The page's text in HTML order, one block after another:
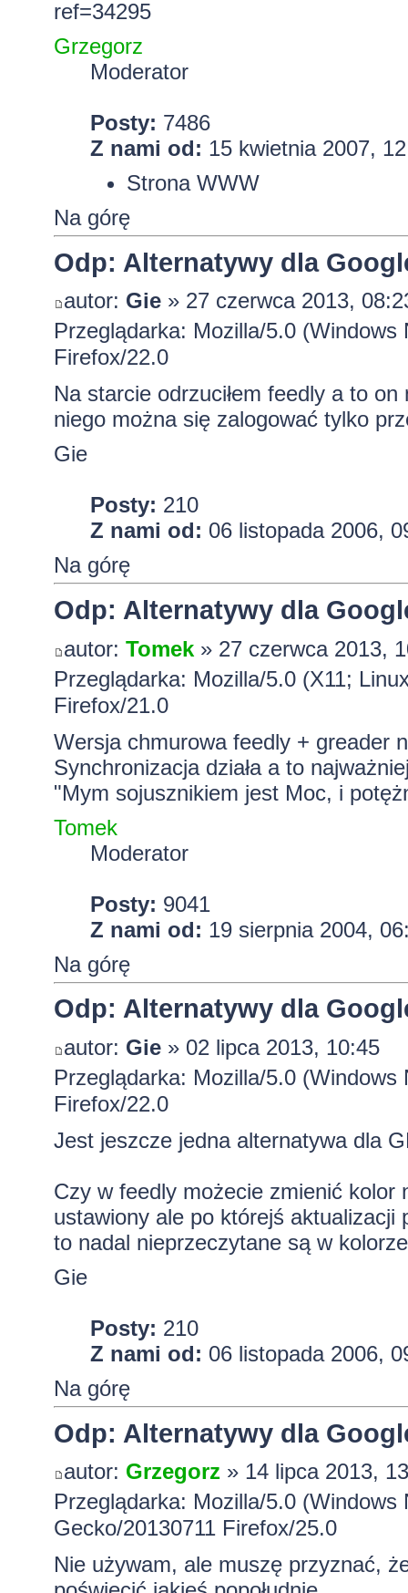
ref=34295
Grzegorz
Moderator
Posty: 7486
Z nami od: 15 kwietnia 2007,
Strona WWW
Na górę
Odp: Alternatywy dla
autor: Gie» 27 czerwca 2013,
Przeglądarka: Mozilla/5.0
Firefox/22.0
Na starcie odrzuciłem feedly a to
niego można się zalogować tylko
Gie
Posty: 210
Z nami od: 06 listopada 2006,
Na górę
Odp: Alternatywy dla
autor: Tomek» 27 czerwca 2013,
Przeglądarka: Mozilla/5.0 (X11;
Firefox/21.0
Wersja chmurowa feedly + greader
Synchronizacja działa a to
"Mym sojusznikiem jest Moc, i
Tomek
Moderator
Posty: 9041
Z nami od: 19 sierpnia 2004,
Na górę
Odp: Alternatywy dla
autor: Gie» 02 lipca 2013, 10:45
Przeglądarka: Mozilla/5.0
Firefox/22.0
Jest jeszcze jedna alternatywa dla
Czy w feedly możecie zmienić kolor
ustawiony ale po którejś aktualizacji
to nadal nieprzeczytane są w
Gie
Posty: 210
Z nami od: 06 listopada 2006,
Na górę
Odp: Alternatywy dla
autor: Grzegorz» 14 lipca 2013,
Przeglądarka: Mozilla/5.0
Gecko/20130711 Firefox/25.0
Nie używam, ale muszę przyznać,